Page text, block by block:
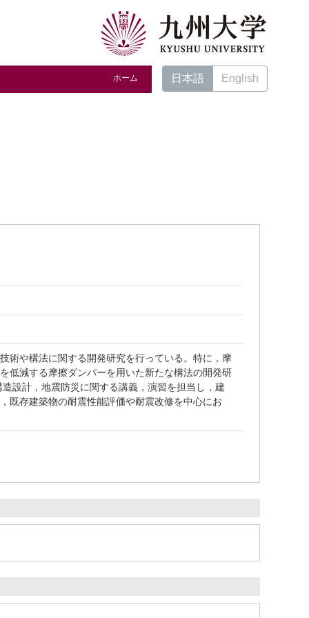
ホーム 日本語 English
術や構法に関する開発研究を行っている。特に，摩
低減する摩擦ダンパーを用いた新たな構法の開発研
設計，地震防災に関する講義，演習を担当し，建
既存建築物の耐震性能評価や耐震改修を中心にお